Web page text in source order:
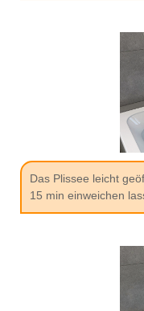
Das Plissee leicht
15 min einweichen